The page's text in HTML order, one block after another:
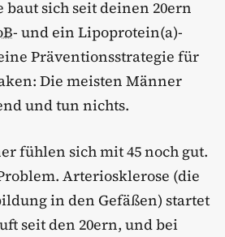
baut sich seit deinen 20ern
- und ein Lipoprotein(a)-
Präventionsstrategie für
Die meisten Männer
und tun nichts.
fühlen sich mit 45 noch gut.
Arteriosklerose (die
in den Gefäßen) startet
seit den 20ern, und bei